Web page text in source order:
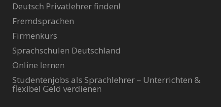
Deutsch Privatlehrer finden!
Fremdsprachen
Firmenkurs
Sprachschulen Deutschland
Online lernen
Studentenjobs als Sprachlehrer – Unterrichten &
flexibel Geld verdienen